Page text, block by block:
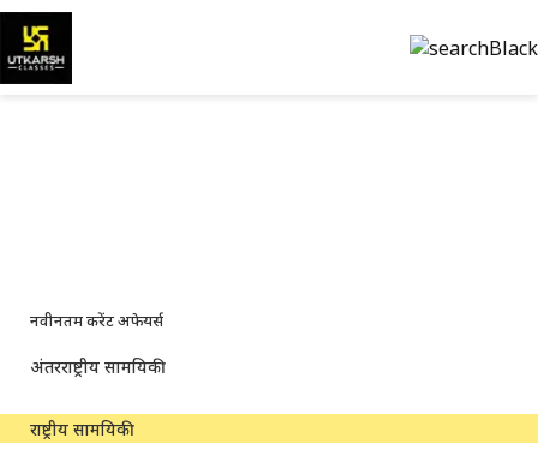
नवीनतम करेंट अफेयर्स
अंतरराष्ट्रीय सामयिकी
राष्ट्रीय सामयिकी